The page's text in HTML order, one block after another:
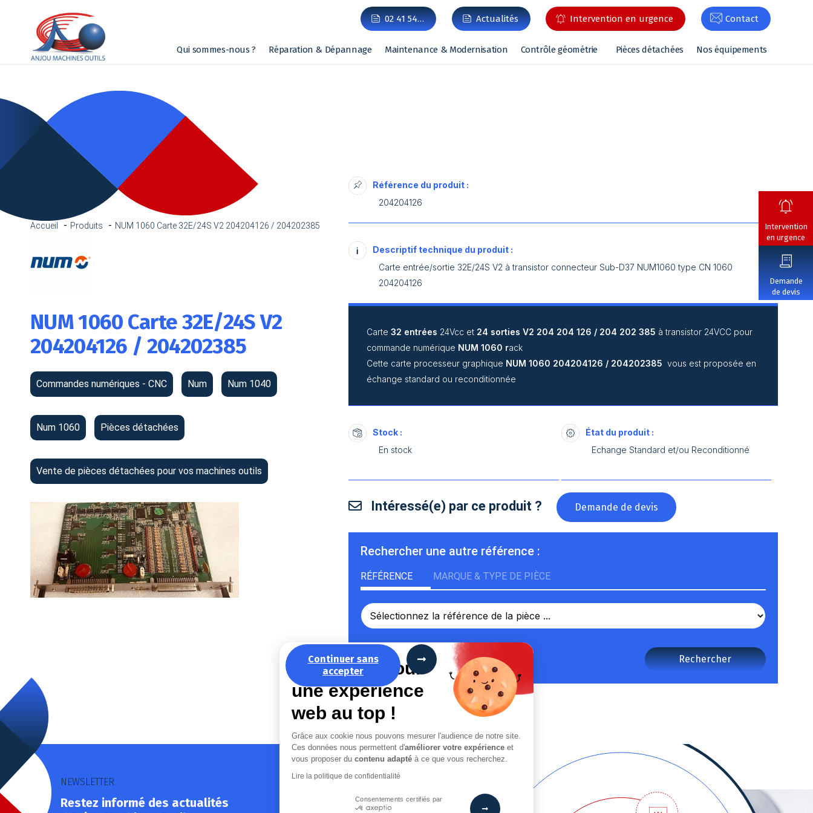
Continuer sans
accepter
La recette pour
une expérience
web au top !
Grâce aux cookie nous pouvons mesurer l'audience de notre site.
Ces données nous permettent d'améliorer votre expérience et
vous proposer du contenu adapté à ce que vous recherchez.
Lire la politique de confidentialité
Consentements certifiés par
02 41 54… Actualités Intervention en urgence Contact
Qui sommes-nous ? Réparation & Dépannage Maintenance & Modernisation Contrôle géométrie Pièces détachées Nos équipements
Intervention
en urgence
Demande
de devis
Accueil Produits NUM 1060 Carte 32E/24S V2 204204126 / 204202385
NUM 1060 Carte 32E/24S V2
204204126 / 204202385
Commandes numériques - CNC Num Num 1040
Num 1060 Pièces détachées
Vente de pièces détachées pour vos machines outils
Référence du produit :
204204126
Descriptif technique du produit :
Carte entrée/sortie 32E/24S V2 à transistor connecteur Sub-D37 NUM1060 type CN 1060
204204126
Carte 32 entrées 24Vcc et 24 sorties V2 204 204 126 / 204 202 385 à transistor 24VCC pour
commande numérique NUM 1060 rack
Cette carte processeur graphique NUM 1060 204204126 / 204202385 vous est proposée en
échange standard ou reconditionnée
Stock :
En stock
État du produit :
Echange Standard et/ou Reconditionné
Intéressé(e) par ce produit ? Demande de devis
Rechercher une autre référence :
RÉFÉRENCE MARQUE & TYPE DE PIÈCE
Rechercher
NEWSLETTER
Restez informé des actualités